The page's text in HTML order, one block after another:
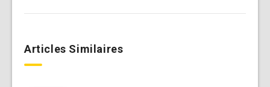
Articles Similaires